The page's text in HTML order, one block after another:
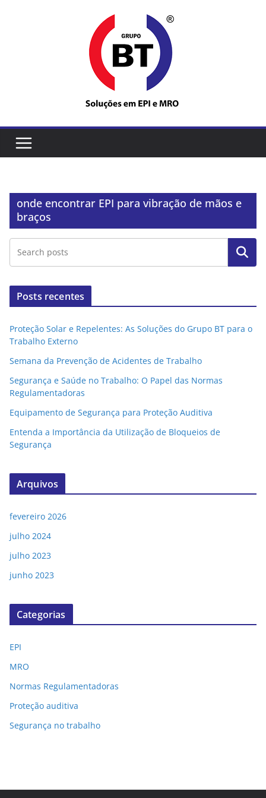
onde encontrar EPI para vibração de mãos e
braços
Pesquisar
Posts recentes
Proteção Solar e Repelentes: As Soluções do Grupo BT para o
Trabalho Externo
Semana da Prevenção de Acidentes de Trabalho
Segurança e Saúde no Trabalho: O Papel das Normas
Regulamentadoras
Equipamento de Segurança para Proteção Auditiva
Entenda a Importância da Utilização de Bloqueios de
Segurança
Arquivos
fevereiro 2026
julho 2024
julho 2023
junho 2023
Categorias
EPI
MRO
Normas Regulamentadoras
Proteção auditiva
Segurança no trabalho